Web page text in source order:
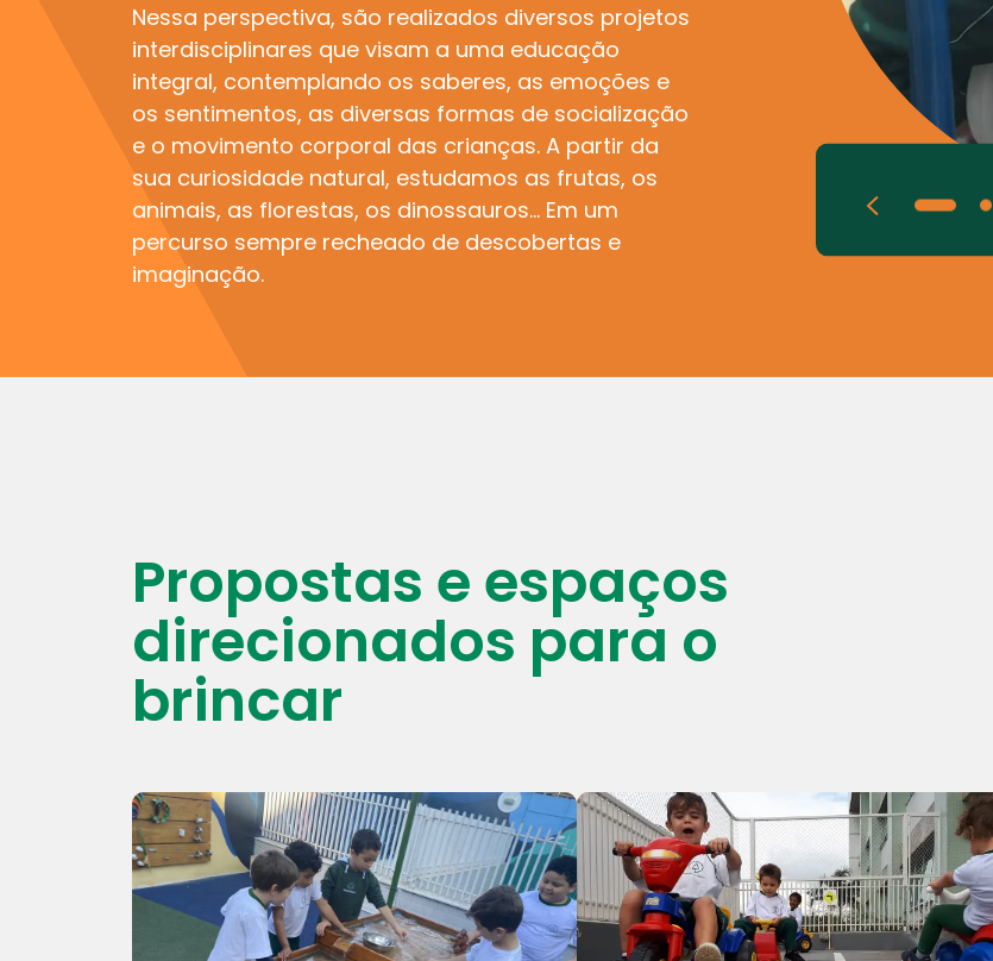
Nessa perspectiva, são realizados diversos projetos
interdisciplinares que visam a uma educação
integral, contemplando os saberes, as emoções e
os sentimentos, as diversas formas de socialização
e o movimento corporal das crianças. A partir da
sua curiosidade natural, estudamos as frutas, os
animais, as florestas, os dinossauros… Em um
percurso sempre recheado de descobertas e
imaginação.
Propostas e espaços
direcionados para o
brincar